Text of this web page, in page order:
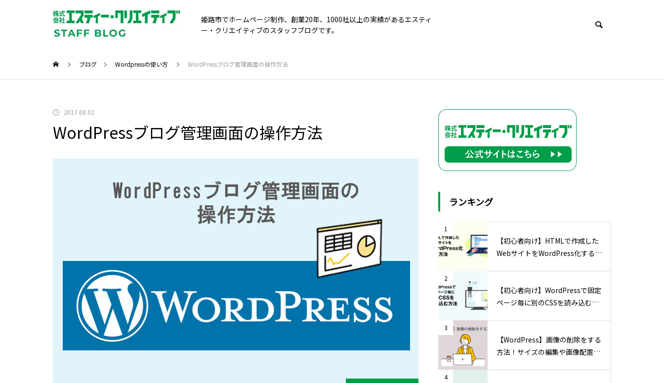
姫路市でホームページ制作、創業20年、1000社以上の実績があるエスティ
ー・クリエイティブのスタッフブログです。
ブログ Wordpressの使い方 WordPressブログ管理画面の操作方法
2017.08.02
WordPressブログ管理画面の操作方法
ランキング
1
【初心者向け】HTMLで作成した
WebサイトをWordPress化する方
2
【初心者向け】WordPressで固定
ページ毎に別のCSSを読み込む方
3
【WordPress】画像の削除をする
方法！サイズの編集や画像配置の
4